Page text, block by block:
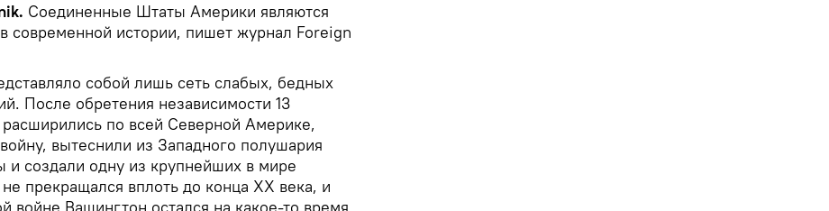
Соединенные Штаты Америки являются
современной истории, пишет журнал Foreign
собой лишь сеть слабых, бедных
После обретения независимости 13
по всей Северной Америке,
вытеснили из Западного полушария
и создали одну из крупнейших в мире
прекращался вплоть до конца XX века, и